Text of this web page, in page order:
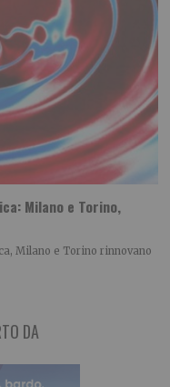
Milano e Torino,
Milano e Torino rinnovano
DA